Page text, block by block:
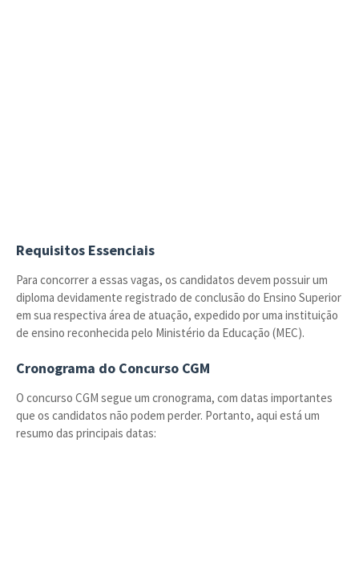
Requisitos Essenciais
Para concorrer a essas vagas, os candidatos devem possuir um
diploma devidamente registrado de conclusão do Ensino Superior
em sua respectiva área de atuação, expedido por uma instituição
de ensino reconhecida pelo Ministério da Educação (MEC).
Cronograma do Concurso CGM
O concurso CGM segue um cronograma, com datas importantes
que os candidatos não podem perder. Portanto, aqui está um
resumo das principais datas: